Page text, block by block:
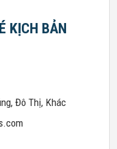
KỊCH BẢN
, Đô Thị, Khác